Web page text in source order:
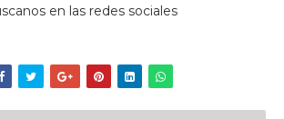
en las redes sociales